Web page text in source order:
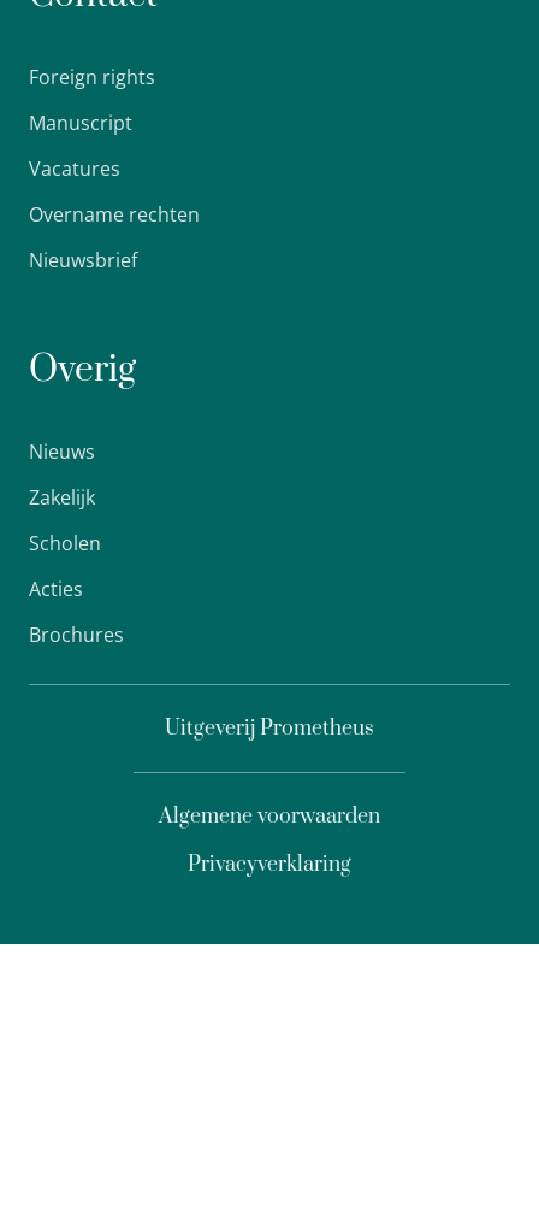
Foreign rights
Manuscript
Vacatures
Overname rechten
Nieuwsbrief
Overig
Nieuws
Zakelijk
Scholen
Acties
Brochures
Uitgeverij Prometheus
Privacyverklaring
Algemene voorwaarden